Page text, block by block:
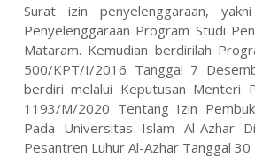
Surat izin penyelenggaraan,
Penyelenggaraan Program Studi
Mataram. Kemudian berdirilah
500/KPT/I/2016 Tanggal 7
berdiri melalui Keputusan Menteri
1193/M/2020 Tentang Izin
Pada Universitas Islam Al-Azhar
Pesantren Luhur Al-Azhar Tanggal